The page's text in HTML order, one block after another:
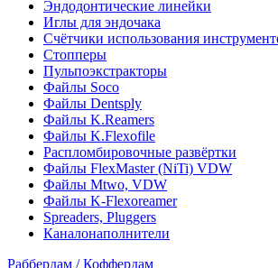
Эндодонтические линейки
Иглы для эндочака
Счётчики использования
Стопперы
Пульпоэкстракторы
Файлы Soco
Файлы Dentsply
Файлы K.Reamers
Файлы K.Flexofile
Распломбировочные развёртки
Файлы FlexMaster (NiTi) VDW
Файлы Mtwo, VDW
Файлы K-Flexoreamer
Spreaders, Pluggers
Каналонаполнители
Раббердам / Коффердам